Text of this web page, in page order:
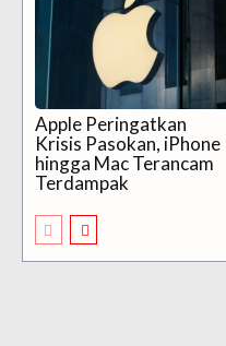
Apple Peringatkan
Krisis Pasokan, iPhone
hingga Mac Terancam
Terdampak